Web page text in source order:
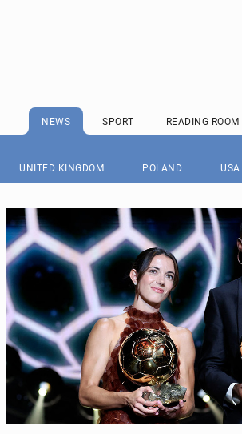
NEWS SPORT READING ROOM
UNITED KINGDOM POLAND USA